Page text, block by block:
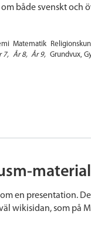
både svenskt och
Matematik
7 År 8 År 9 Grundvux
material
en presentation.
wikisidan, som på